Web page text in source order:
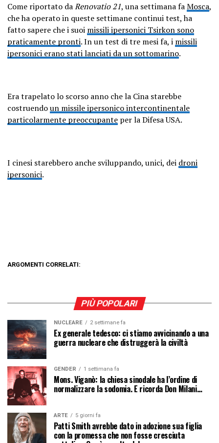
Come riportato daRenovatio 21, una settimana faMosca,
che ha operato in queste settimane continui test, ha
fatto sapere che i suoi missili ipersonici Tsirkon sono
praticamente pronti. In un test di tre mesi fa, i missili
ipersonici erano stati lanciati da un sottomarino.
Era trapelato lo scorso anno che la Cina starebbe
costruendoun missile ipersonico intercontinentale
particolarmente preoccupante per la Difesa USA.
I cinesi starebbero anche sviluppando, unici, dei droni
ipersonici.
ARGOMENTI CORRELATI:
PIÙ POPOLARI
NUCLEARE 2 settimane fa
Ex generale tedesco: ci stiamo avvicinando a una
guerra nucleare che distruggerà la civiltà
GENDER 1 settimana fa
Mons. Viganò: la chiesa sinodale ha l’ordine di
normalizzare la sodomia. E ricorda Don Milani…
ARTE 5 giorni fa
Patti Smith avrebbe dato in adozione sua figlia
con la promessa che non fosse cresciuta